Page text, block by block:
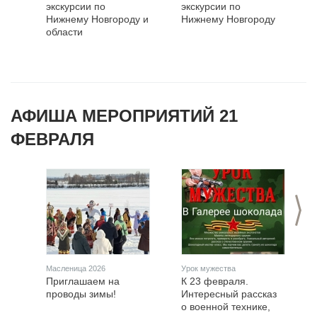
экскурсии по
Нижнему Новгороду и
области
экскурсии по
Нижнему Новгороду
АФИША МЕРОПРИЯТИЙ 21
ФЕВРАЛЯ
>
Масленица 2026
Приглашаем на
проводы зимы!
Урок мужества
К 23 февраля.
Интересный рассказ
о военной технике,